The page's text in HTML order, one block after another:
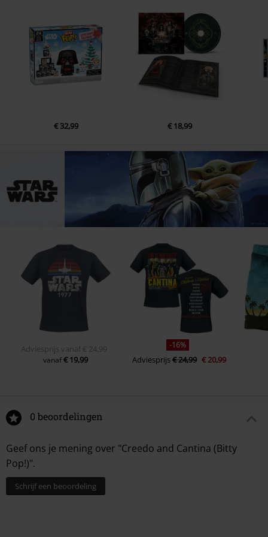
€ 32,99 € 18,99
Adviesprijs vanaf € 24,99
vanaf€ 19,99
-16%
Adviesprijs€ 24,99 € 20,99
0 beoordelingen
Geef ons je mening over "Creedo and Cantina (Bitty
Pop!)".
Schrijf een beoordeling